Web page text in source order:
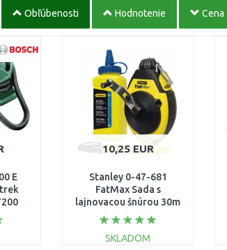
Obľúbenosti Hodnotenie Cena
E
10,25 EUR
Stanley 0-47-681
FatMax Sada s
lajnovacou šnúrou 30m
SKLADOM